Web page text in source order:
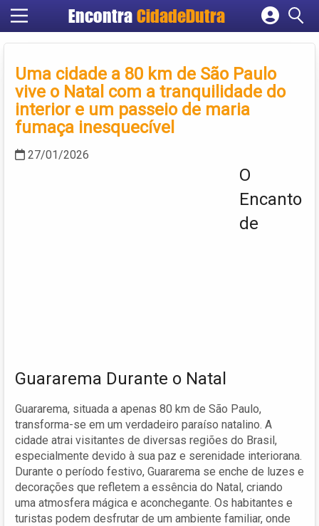
Encontra CidadeDutra
Cadastrar empresa
Criar conta
Uma cidade a 80 km de São Paulo
vive o Natal com a tranquilidade do
interior e um passeio de maria
fumaça inesquecível
27/01/2026
O
Encanto
de
Guararema Durante o Natal
Guararema, situada a apenas 80 km de São Paulo,
transforma-se em um verdadeiro paraíso natalino. A
cidade atrai visitantes de diversas regiões do Brasil,
especialmente devido à sua paz e serenidade interiorana.
Durante o período festivo, Guararema se enche de luzes e
decorações que refletem a essência do Natal, criando
uma atmosfera mágica e aconchegante. Os habitantes e
turistas podem desfrutar de um ambiente familiar, onde